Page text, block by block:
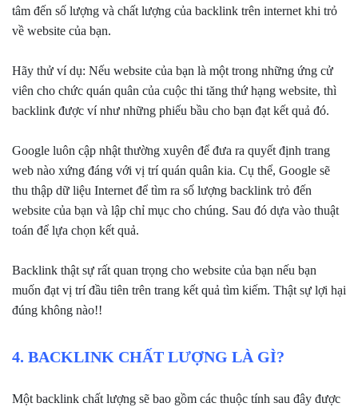
tâm đến số lượng và chất lượng của backlink trên internet khi trỏ
về website của bạn.
Hãy thử ví dụ: Nếu website của bạn là một trong những ứng cử
viên cho chức quán quân của cuộc thi tăng thứ hạng website, thì
backlink được ví như những phiếu bầu cho bạn đạt kết quả đó.
Google luôn cập nhật thường xuyên để đưa ra quyết định trang
web nào xứng đáng với vị trí quán quân kia. Cụ thể, Google sẽ
thu thập dữ liệu Internet để tìm ra số lượng backlink trỏ đến
website của bạn và lập chỉ mục cho chúng. Sau đó dựa vào thuật
toán để lựa chọn kết quả.
Backlink thật sự rất quan trọng cho website của bạn nếu bạn
muốn đạt vị trí đầu tiên trên trang kết quả tìm kiếm. Thật sự lợi hại
đúng không nào!!
4. BACKLINK CHẤT LƯỢNG LÀ GÌ?
Một backlink chất lượng sẽ bao gồm các thuộc tính sau đây được